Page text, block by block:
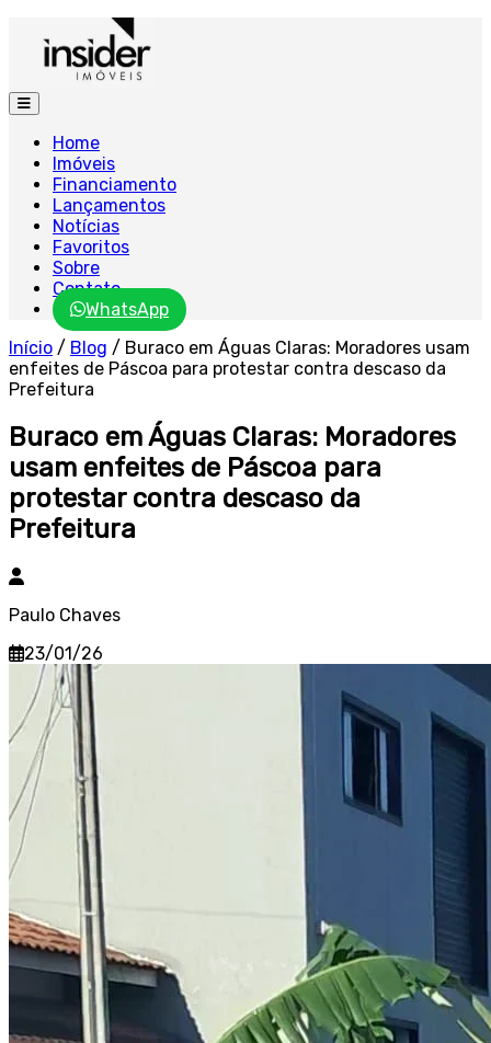
Home
Imóveis
Financiamento
Lançamentos
Notícias
Favoritos
Sobre
Contato
WhatsApp
Início / Blog / Buraco em Águas Claras: Moradores usam
enfeites de Páscoa para protestar contra descaso da
Prefeitura
Buraco em Águas Claras: Moradores
usam enfeites de Páscoa para
protestar contra descaso da
Prefeitura
Paulo Chaves
23/01/26